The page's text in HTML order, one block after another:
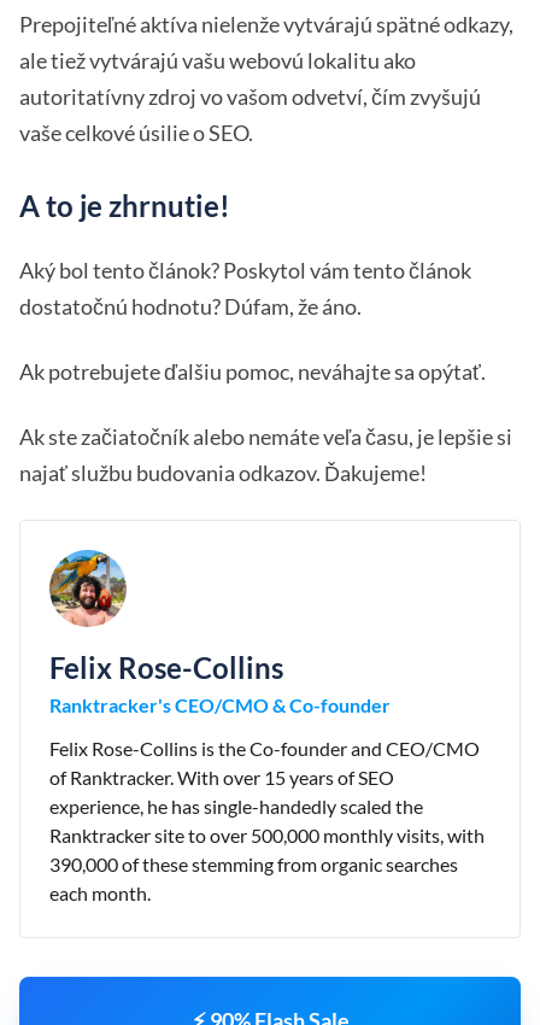
Prepojiteľné aktíva nielenže vytvárajú spätné odkazy,
ale tiež vytvárajú vašu webovú lokalitu ako
autoritatívny zdroj vo vašom odvetví, čím zvyšujú
vaše celkové úsilie o SEO.
A to je zhrnutie!
Aký bol tento článok? Poskytol vám tento článok
dostatočnú hodnotu? Dúfam, že áno.
Ak potrebujete ďalšiu pomoc, neváhajte sa opýtať.
Ak ste začiatočník alebo nemáte veľa času, je lepšie si
najať službu budovania odkazov. Ďakujeme!
Felix Rose-Collins
Ranktracker's CEO/CMO & Co-founder
Felix Rose-Collins is the Co-founder and CEO/CMO
of Ranktracker. With over 15 years of SEO
experience, he has single-handedly scaled the
Ranktracker site to over 500,000 monthly visits, with
390,000 of these stemming from organic searches
each month.